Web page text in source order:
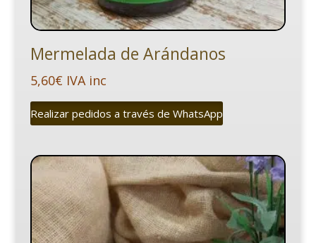
Mermelada de Arándanos
5,60€ IVA inc
Realizar pedidos a través de WhatsApp